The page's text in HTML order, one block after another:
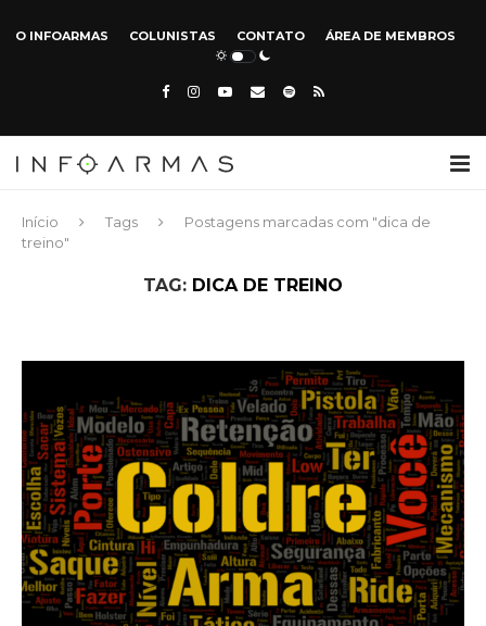
O INFOARMAS COLUNISTAS CONTATO ÁREA DE MEMBROS
Início Tags
Postagens marcadas com "dica de
treino"
TAG: DICA DE TREINO